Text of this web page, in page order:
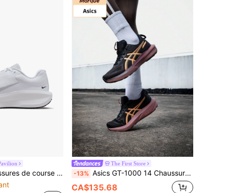
et confortables, à semelle antidérapante et pour femmes, AIR WINFLO 11, HQ3467-190
The First Store
-13% Asics GT-1000 14 Chaussures de course pour femmes, amorties & stables, pour l'entraînement, l'extérieur, la course sur route, nouvelles chaussures de sport respirantes 2025 1012B859-001
CA$135.68